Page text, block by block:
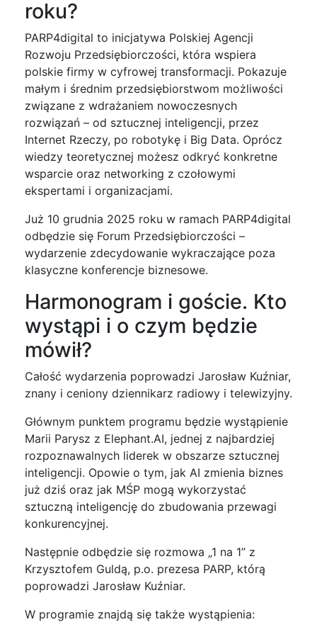
roku?
PARP4digital to inicjatywa Polskiej Agencji
Rozwoju Przedsiębiorczości, która wspiera
polskie firmy w cyfrowej transformacji. Pokazuje
małym i średnim przedsiębiorstwom możliwości
związane z wdrażaniem nowoczesnych
rozwiązań – od sztucznej inteligencji, przez
Internet Rzeczy, po robotykę i Big Data. Oprócz
wiedzy teoretycznej możesz odkryć konkretne
wsparcie oraz networking z czołowymi
ekspertami i organizacjami.
Już 10 grudnia 2025 roku w ramach PARP4digital
odbędzie się Forum Przedsiębiorczości –
wydarzenie zdecydowanie wykraczające poza
klasyczne konferencje biznesowe.
Harmonogram i goście. Kto
wystąpi i o czym będzie
mówił?
Całość wydarzenia poprowadzi Jarosław Kuźniar,
znany i ceniony dziennikarz radiowy i telewizyjny.
Głównym punktem programu będzie wystąpienie
Marii Parysz z Elephant.AI, jednej z najbardziej
rozpoznawalnych liderek w obszarze sztucznej
inteligencji. Opowie o tym, jak AI zmienia biznes
już dziś oraz jak MŚP mogą wykorzystać
sztuczną inteligencję do zbudowania przewagi
konkurencyjnej.
Następnie odbędzie się rozmowa „1 na 1” z
Krzysztofem Guldą, p.o. prezesa PARP, którą
poprowadzi Jarosław Kuźniar.
W programie znajdą się także wystąpienia: